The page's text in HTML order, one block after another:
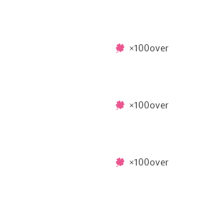
×100over
×100over
×100over